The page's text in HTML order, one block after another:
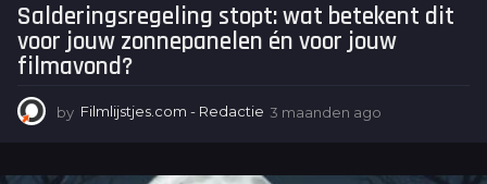
Salderingsregeling stopt: wat betekent dit
voor jouw zonnepanelen én voor jouw
filmavond?
by Filmlijstjes.com - Redactie 3 maanden ago
a